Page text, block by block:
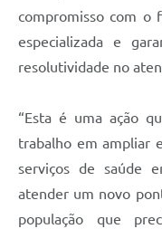
compromisso com o
especializada e
resolutividade no
“Esta é uma ação
trabalho em ampliar
serviços de saúde
atender um novo
população que